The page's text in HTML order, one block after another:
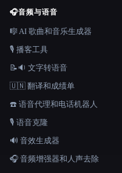
🎧音频与语音
🎼 AI 歌曲和音乐生成器
🎙️ 播客工具
📝🔉 文字转语音
🇺🇳 翻译和成绩单
☎️ 语音代理和电话机器人
🎙️ 语音克隆
🔊 音效生成器
🎧 音频增强器和人声去除